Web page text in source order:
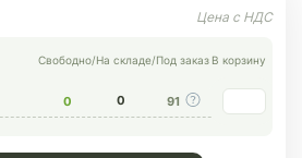
Свободно/На складе/Под заказ В корзину
0 0 91